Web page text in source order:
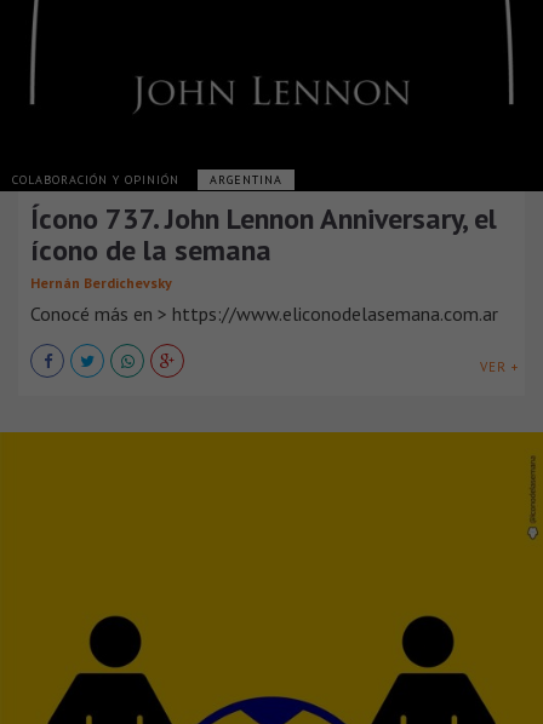
COLABORACIÓN Y OPINIÓN ARGENTINA
Ícono 737. John Lennon Anniversary, el
ícono de la semana
Hernán Berdichevsky
Conocé más en > https://www.eliconodelasemana.com.ar
VER +